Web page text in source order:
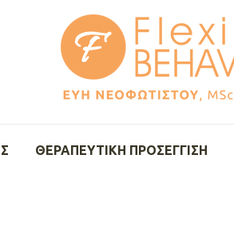
ΘΕΡΑΠΕΥΤΙΚΉ ΠΡΟΣΈΓΓΙΣΗ